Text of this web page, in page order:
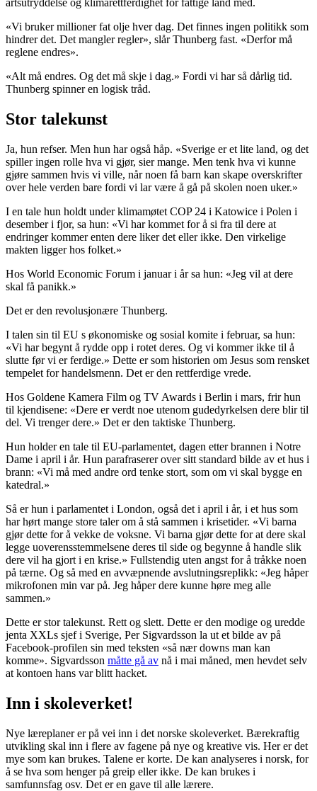
«Vi bruker millioner fat olje hver dag. Det finnes ingen politikk som
hindrer det. Det mangler regler», slår Thunberg fast. «Derfor må
reglene endres».
«Alt må endres. Og det må skje i dag.» Fordi vi har så dårlig tid.
Thunberg spinner en logisk tråd.
Stor talekunst
Ja, hun refser. Men hun har også håp. «Sverige er et lite land, og det
spiller ingen rolle hva vi gjør, sier mange. Men tenk hva vi kunne
gjøre sammen hvis vi ville, når noen få barn kan skape overskrifter
over hele verden bare fordi vi lar være å gå på skolen noen uker.»
I en tale hun holdt under klimamøtet COP 24 i Katowice i Polen i
desember i fjor, sa hun: «Vi har kommet for å si fra til dere at
endringer kommer enten dere liker det eller ikke. Den virkelige
makten ligger hos folket.»
Hos World Economic Forum i januar i år sa hun: «Jeg vil at dere
skal få panikk.»
Det er den revolusjonære Thunberg.
I talen sin til EU s økonomiske og sosial komite i februar, sa hun:
«Vi har begynt å rydde opp i rotet deres. Og vi kommer ikke til å
slutte før vi er ferdige.» Dette er som historien om Jesus som rensket
tempelet for handelsmenn. Det er den rettferdige vrede.
Hos Goldene Kamera Film og TV Awards i Berlin i mars, frir hun
til kjendisene: «Dere er verdt noe utenom gudedyrkelsen dere blir til
del. Vi trenger dere.» Det er den taktiske Thunberg.
Hun holder en tale til EU-parlamentet, dagen etter brannen i Notre
Dame i april i år. Hun parafraserer over sitt standard bilde av et hus i
brann: «Vi må med andre ord tenke stort, som om vi skal bygge en
katedral.»
Så er hun i parlamentet i London, også det i april i år, i et hus som
har hørt mange store taler om å stå sammen i krisetider. «Vi barna
gjør dette for å vekke de voksne. Vi barna gjør dette for at dere skal
legge uoverensstemmelsene deres til side og begynne å handle slik
dere vil ha gjort i en krise.» Fullstendig uten angst for å tråkke noen
på tærne. Og så med en avvæpnende avslutningsreplikk: «Jeg håper
mikrofonen min var på. Jeg håper dere kunne høre meg alle
sammen.»
Dette er stor talekunst. Rett og slett. Dette er den modige og uredde
jenta XXLs sjef i Sverige, Per Sigvardsson la ut et bilde av på
Facebook-profilen sin med teksten «så nær downs man kan
komme». Sigvardsson måtte gå av nå i mai måned, men hevdet selv
at kontoen hans var blitt hacket.
Inn i skoleverket!
Nye læreplaner er på vei inn i det norske skoleverket. Bærekraftig
utvikling skal inn i flere av fagene på nye og kreative vis. Her er det
mye som kan brukes. Talene er korte. De kan analyseres i norsk, for
å se hva som henger på greip eller ikke. De kan brukes i
samfunnsfag osv. Det er en gave til alle lærere.